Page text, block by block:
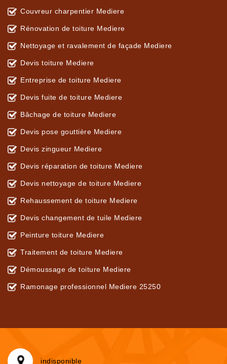
Couvreur charpentier Mediere
Rénovation de toiture Mediere
Nettoyage et ravalement de façade Mediere
Devis toiture Mediere
Entreprise de toiture Mediere
Devis fuite de toiture Mediere
Bâchage de toiture Mediere
Devis pose gouttière Mediere
Devis zingueur Mediere
Devis réparation de toiture Mediere
Devis nettoyage de toiture Mediere
Rehaussement de toiture Mediere
Devis changement de tuile Mediere
Peinture toiture Mediere
Traitement de toiture Mediere
Démoussage de toiture Mediere
Ramonage professionnel Mediere 25250
indisponible